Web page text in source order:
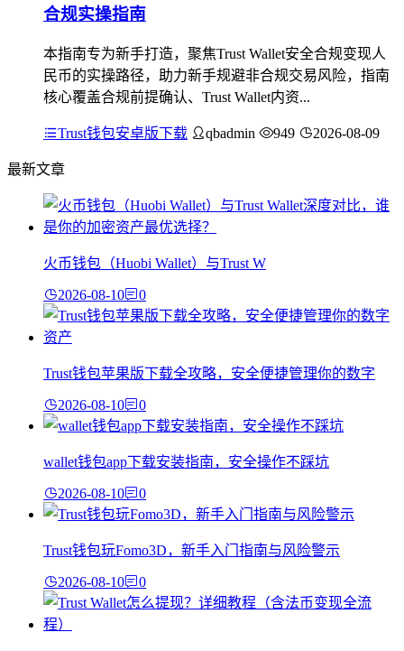
合规实操指南
本指南专为新手打造，聚焦Trust Wallet安全合规变现人
民币的实操路径，助力新手规避非合规交易风险，指南
核心覆盖合规前提确认、Trust Wallet内资...
Trust钱包安卓版下载 qbadmin 949 2026-08-09
最新文章
火币钱包（Huobi Wallet）与Trust W
2026-08-10 0
Trust钱包苹果版下载全攻略，安全便捷管理你的数字
2026-08-10 0
wallet钱包app下载安装指南，安全操作不踩坑
2026-08-10 0
Trust钱包玩Fomo3D，新手入门指南与风险警示
2026-08-10 0